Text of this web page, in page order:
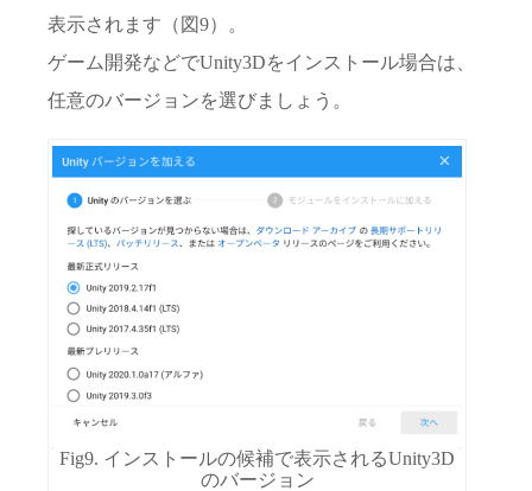
表示されます（図9）。
ゲーム開発などでUnity3Dをインストール場合は、
任意のバージョンを選びましょう。
Fig9. インストールの候補で表示されるUnity3D
のバージョン